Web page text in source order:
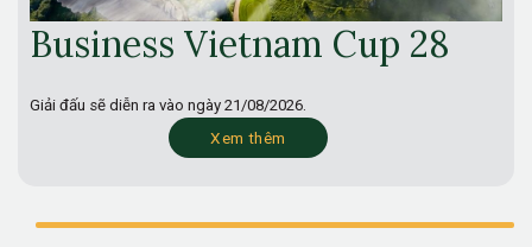
Business Vietnam Cup 28
Giải đấu sẽ diễn ra vào ngày 21/08/2026.
Xem thêm